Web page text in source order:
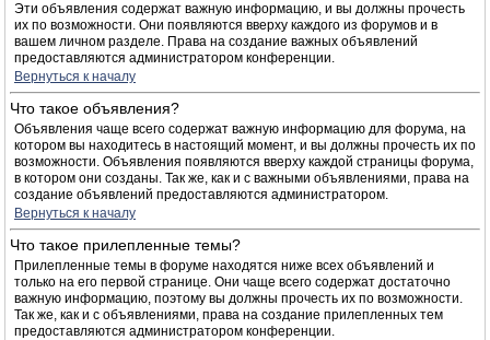
Эти объявления содержат важную информацию, и вы должны прочесть
их по возможности. Они появляются вверху каждого из форумов и в
вашем личном разделе. Права на создание важных объявлений
предоставляются администратором конференции.
Вернуться к началу
Что такое объявления?
Объявления чаще всего содержат важную информацию для форума, на
котором вы находитесь в настоящий момент, и вы должны прочесть их по
возможности. Объявления появляются вверху каждой страницы форума,
в котором они созданы. Так же, как и с важными объявлениями, права на
создание объявлений предоставляются администратором.
Вернуться к началу
Что такое прилепленные темы?
Прилепленные темы в форуме находятся ниже всех объявлений и
только на его первой странице. Они чаще всего содержат достаточно
важную информацию, поэтому вы должны прочесть их по возможности.
Так же, как и с объявлениями, права на создание прилепленных тем
предоставляются администратором конференции.